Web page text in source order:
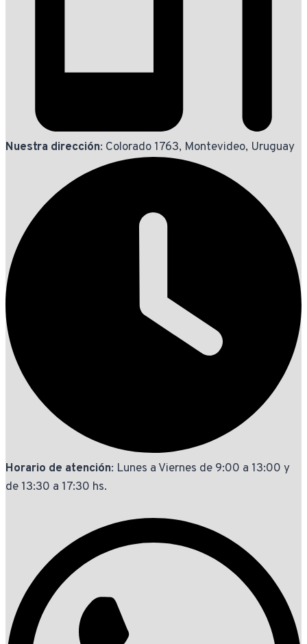
Nuestra dirección: Colorado 1763, Montevideo, Uruguay
Horario de atención: Lunes a Viernes de 9:00 a 13:00 y
de 13:30 a 17:30 hs.